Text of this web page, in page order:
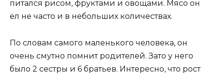
питался рисом, фруктами и овощами. Мясо он
ел не часто и в небольших количествах.
По словам самого маленького человека, он
очень смутно помнит родителей. Зато у него
было 2 сестры и 6 братьев. Интересно, что рост